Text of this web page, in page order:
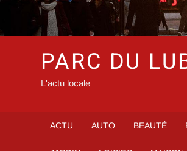
PARC DU
L'actu locale
ACTU AUTO BEAUTÉ